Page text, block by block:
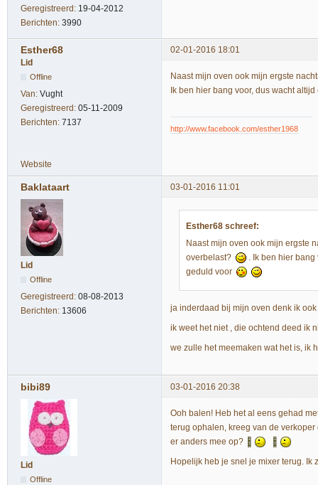
Geregistreerd: 19-04-2012
Berichten: 3990
Esther68
02-01-2016 18:01
Lid
Offline
Van: Vught
Geregistreerd: 05-11-2009
Berichten: 7137
Naast mijn oven ook mijn ergste
Ik ben hier bang voor, dus wacht
http://www.facebook.com/esther1968
Website
Baklataart 03-01-2016 11:01
Lid
Offline
Geregistreerd: 08-08-2013
Berichten: 13606
Esther68 schreef:
Naast mijn oven ook mijn ergste
overbelast?
. Ik ben hier
geduld voor
ja inderdaad bij mijn oven denk ik
ik weet het niet , die ochtend deed ik
we zulle het meemaken wat het is, ik
bibi89 03-01-2016 20:38
Lid
Offline
Ooh balen! Heb het al eens gehad
terug ophalen, kreeg van de
er anders mee op?
Hopelijk heb je snel je mixer terug. Ik